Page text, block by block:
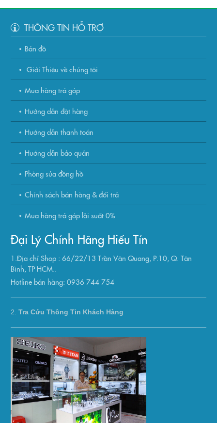
THÔNG TIN HỖ TRỢ
Bản đồ
Giới Thiệu về chúng tôi
Mua hàng trả góp
Hướng dẫn đặt hàng
Hướng dẫn thanh toán
Hướng dẫn bảo quản
Phòng sửa đồng hồ
Chính sách bán hàng & đổi trả
Mua hàng trả góp lãi suất 0%
Đại Lý Chính Hãng Hiếu Tín
1.Địa chỉ Shop : 66/22/13 Trần Văn Quang, P.10, Q. Tân
Bình, TP HCM..
Hotline bán hàng: 0936 744 754
2.Tra Cứu Thông Tin Khách Hàng